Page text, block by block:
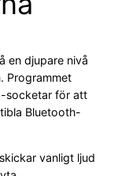
en djupare nivå
Programmet
socketar för att
Bluetooth-
vanligt ljud